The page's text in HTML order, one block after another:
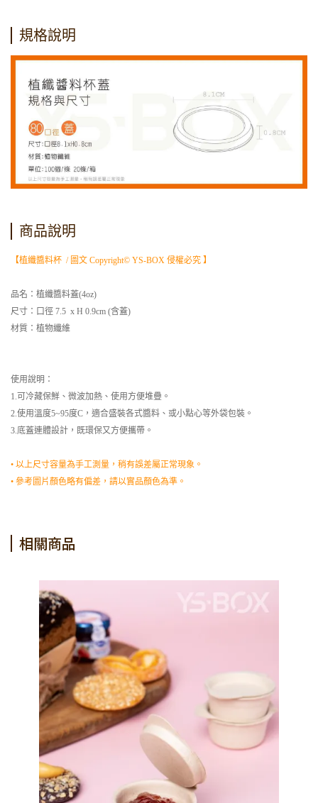
規格說明
商品說明
【植纖醬料杯 / 圖文 Copyright© YS-BOX 侵權必究 】
品名：植纖醬料蓋(4oz)
尺寸：口徑 7.5 x H 0.9cm (含蓋)
材質：植物纖維
使用說明：
1.可冷藏保鮮、微波加熱、使用方便堆疊。
2.使用溫度5~95度C，適合盛裝各式醬料、或小點心等外袋包裝。
3.底蓋連體設計，既環保又方便攜帶。
• 以上尺寸容量為手工測量，稍有誤差屬正常現象。
• 參考圖片顏色略有偏差，請以實品顏色為準。
相關商品